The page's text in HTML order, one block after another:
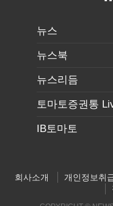
뉴스
뉴스북
뉴스리듬
토마토증권통
IB토마토
회사소개 개인정보취